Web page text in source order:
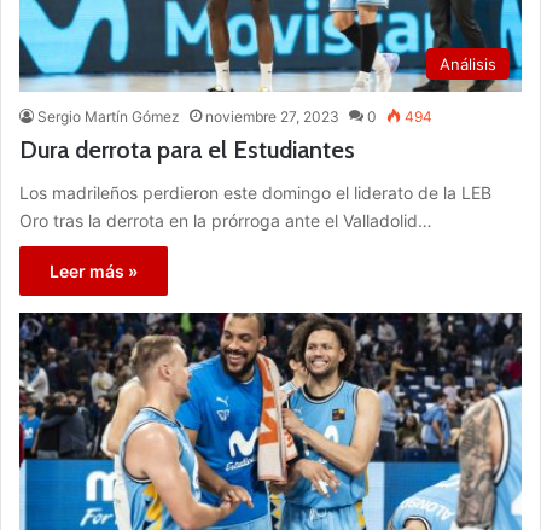
Análisis
Sergio Martín Gómez noviembre 27, 2023 0 494
Dura derrota para el Estudiantes
Los madrileños perdieron este domingo el liderato de la LEB
Oro tras la derrota en la prórroga ante el Valladolid…
Leer más »